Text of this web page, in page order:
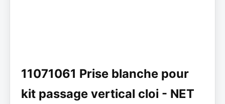
11071061 Prise blanche pour
kit passage vertical cloi - NET